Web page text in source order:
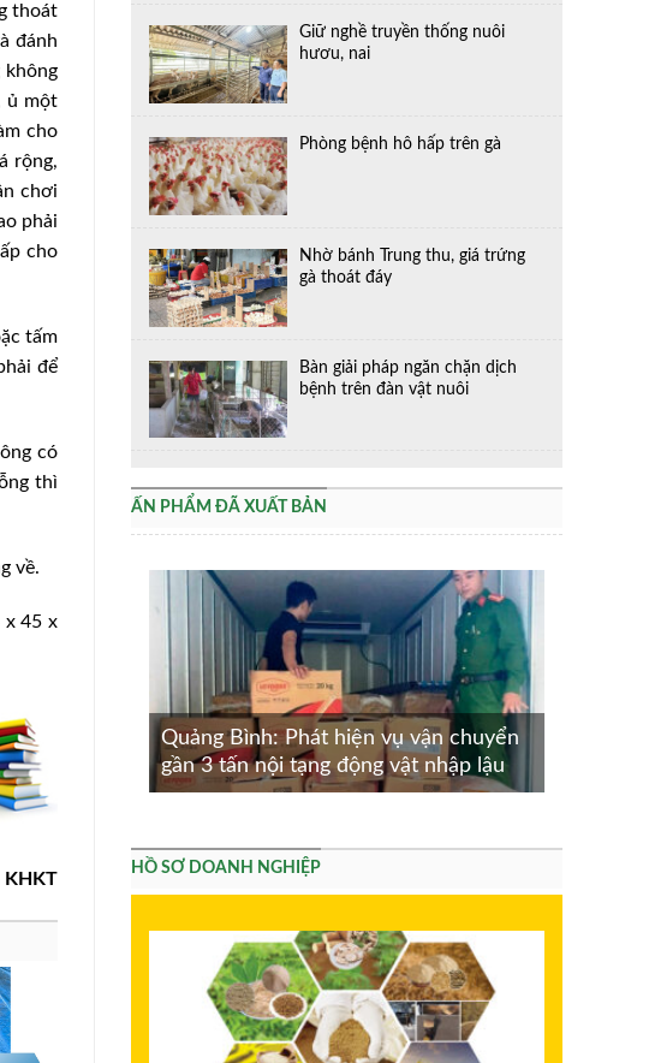
thoát
đánh
không
ủ một
cho
rộng,
chơi
phải
cho
tấm
để
có
thì
về.
x 45 x
KHKT
Giữ nghề truyền thống nuôi
hươu, nai
Phòng bệnh hô hấp trên gà
Nhờ bánh Trung thu, giá trứng
gà thoát đáy
Bàn giải pháp ngăn chặn dịch
bệnh trên đàn vật nuôi
ẤN PHẨM ĐÃ XUẤT BẢN
Quảng Bình: Phát hiện vụ vận chuyển
gần 3 tấn nội tạng động vật nhập lậu
báo
HỒ SƠ DOANH NGHIỆP